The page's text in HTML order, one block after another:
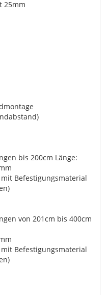
25mm
bis 200cm Länge:
Befestigungsmaterial
von 201cm bis 400cm
Befestigungsmaterial